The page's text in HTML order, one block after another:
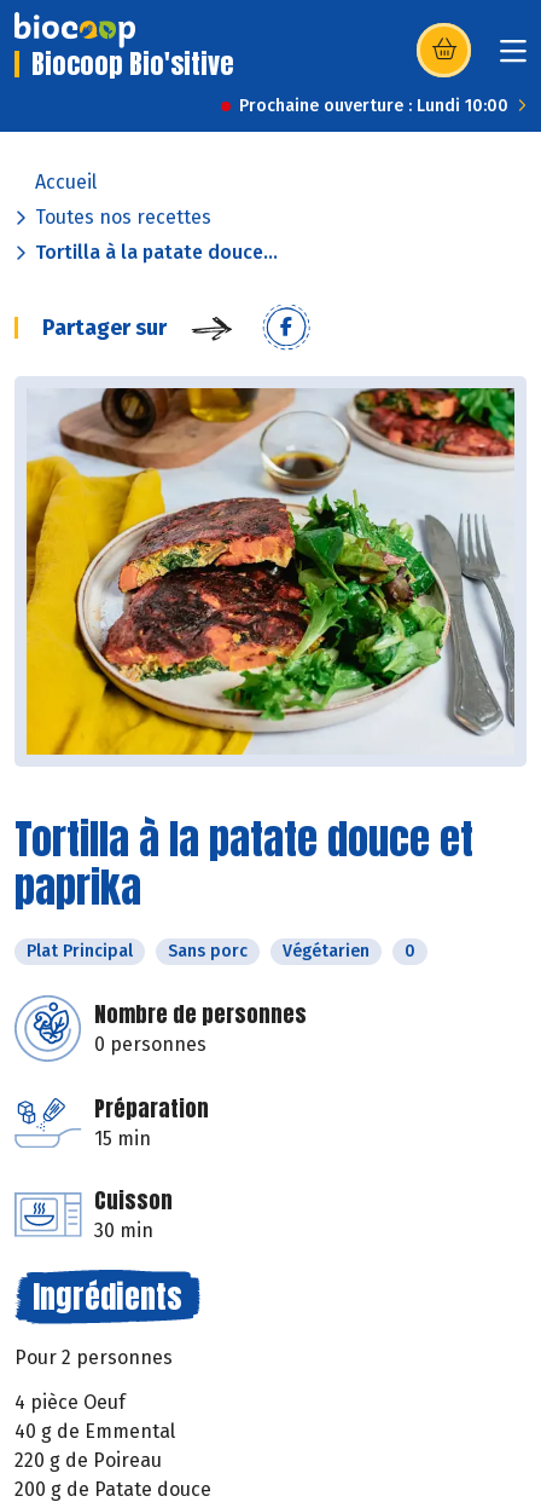
Biocoop Bio'sitive (s’ouvre dans
Prochaine ouverture : Lundi 10:00
Accueil
Toutes nos recettes
Tortilla à la patate douce...
Partager sur
Tortilla à la patate douce et
paprika
Plat Principal Sans porc Végétarien 0
Nombre de personnes
0 personnes
Préparation
15 min
Cuisson
30 min
Ingrédients
Pour 2 personnes
4 pièce Oeuf
40 g de Emmental
220 g de Poireau
200 g de Patate douce